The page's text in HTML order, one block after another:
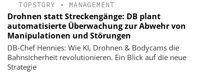
TOPSTORY • MANAGEMENT
Drohnen statt Streckengänge: DB plant
automatisierte Überwachung zur Abwehr von
Manipulationen und Störungen
DB-Chef Hennies: Wie KI, Drohnen & Bodycams die
Bahnsicherheit revolutionieren. Ein Blick auf die neue
Strategie